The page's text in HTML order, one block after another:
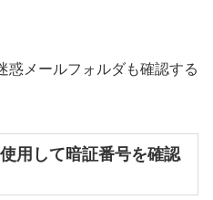
惑メールフォルダも確認する
用して暗証番号を確認